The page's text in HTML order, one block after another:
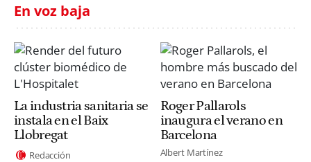
En voz baja
La industria sanitaria se
instala en el Baix
Llobregat
Redacción
Roger Pallarols
inaugura el verano en
Barcelona
Albert Martínez